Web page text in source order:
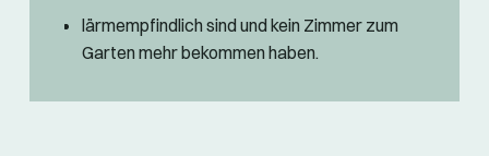
lärmempfindlich sind und kein Zimmer zum
Garten mehr bekommen haben.